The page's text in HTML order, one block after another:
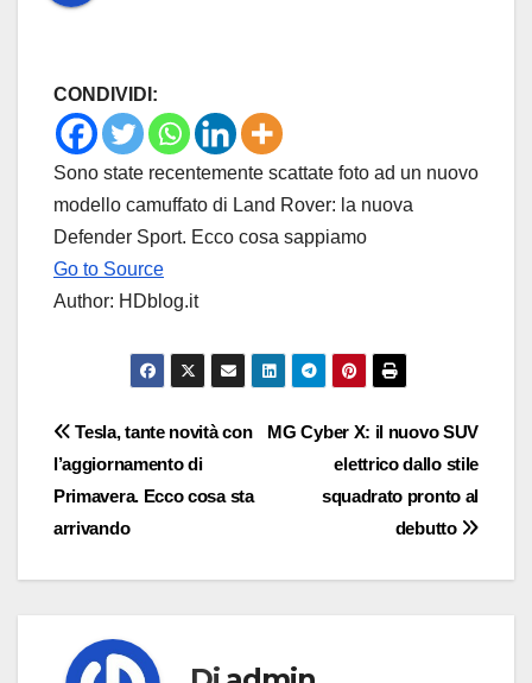
CONDIVIDI:
Sono state recentemente scattate foto ad un nuovo
modello camuffato di Land Rover: la nuova
Defender Sport. Ecco cosa sappiamo
Go to Source
Author: HDblog.it
Navigazione
articoli
MG Cyber X: il nuovo SUV
elettrico dallo stile
squadrato pronto al
debutto
Tesla, tante novità con
l’aggiornamento di
Primavera. Ecco cosa sta
arrivando